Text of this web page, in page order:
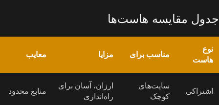
جدول مقایسه هاست‌ها
نوع
هاست
مناسب برای مزایا معایب
اشتراکی
سایت‌های
کوچک
ارزان، آسان برای
راه‌اندازی
منابع محدود